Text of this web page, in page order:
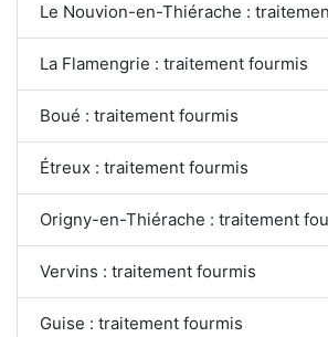
Le Nouvion-en-Thiérache :
La Flamengrie : traitement fourmis
Boué : traitement fourmis
Étreux : traitement fourmis
Origny-en-Thiérache : traitement
Vervins : traitement fourmis
Guise : traitement fourmis